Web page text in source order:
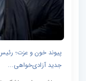
پیوند خون و عزت؛
جدید آزادی‌خواهی...